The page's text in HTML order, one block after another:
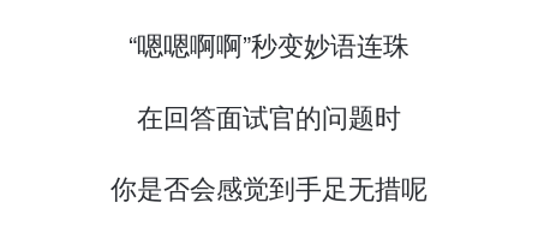
“嗯嗯啊啊”秒变妙语连珠
在回答面试官的问题时
你是否会感觉到手足无措呢